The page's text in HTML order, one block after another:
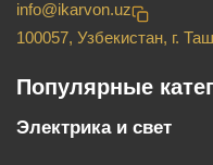
info@ikarvon.uz
100057, Узбекистан, г.
Популярные
Электрика и свет